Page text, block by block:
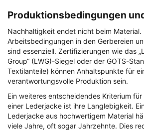
Produktionsbedingungen
Nachhaltigkeit endet nicht beim Material.
Arbeitsbedingungen in den Gerbereien
sind essenziell. Zertifizierungen wie das
Group“ (LWG)-Siegel oder der GOTS-
Textilanteile) können Anhaltspunkte für
verantwortungsvolle Produktion sein.
Ein weiteres entscheidendes Kriterium
einer Lederjacke ist ihre Langlebigkeit.
Lederjacke aus hochwertigem Material
viele Jahre, oft sogar Jahrzehnte. Dies